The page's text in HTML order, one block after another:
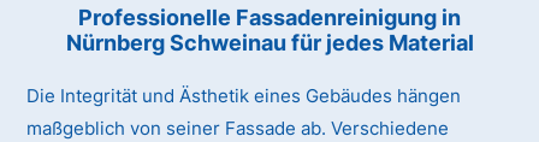
Professionelle Fassadenreinigung in
Nürnberg Schweinau für jedes Material
Die Integrität und Ästhetik eines Gebäudes hängen
maßgeblich von seiner Fassade ab. Verschiedene